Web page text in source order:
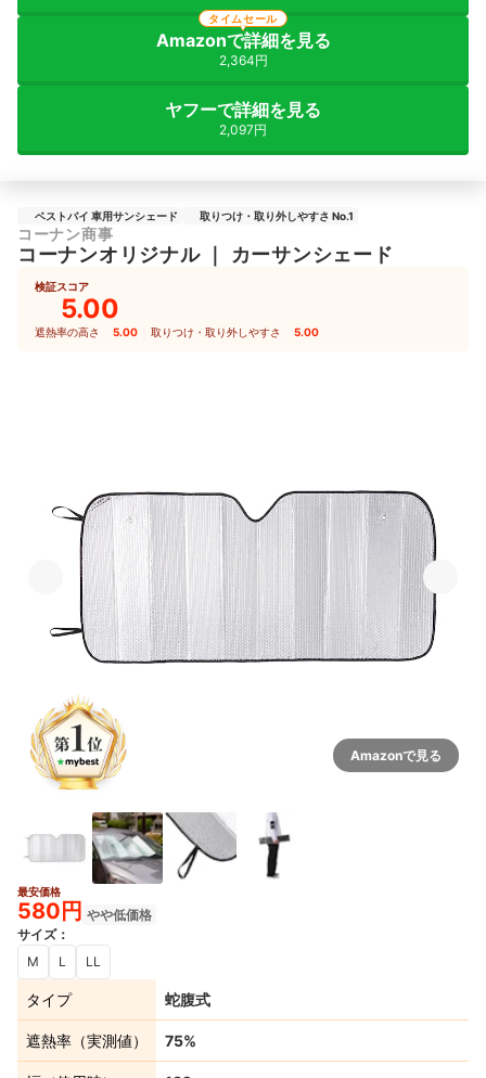
Amazonで詳細を見る
2,364円
タイムセール
ヤフーで詳細を見る
2,097円
ベストバイ 車用サンシェード 取りつけ・取り外しやすさ No.1
コーナン商事
コーナンオリジナル｜ カーサンシェード
検証スコア
5.00
遮熱率の高さ 5.00 取りつけ・取り外しやすさ 5.00
Amazonで見る
最安価格
580円 やや低価格
サイズ：
M
L LL
タイプ 蛇腹式
遮熱率（実測値） 75%